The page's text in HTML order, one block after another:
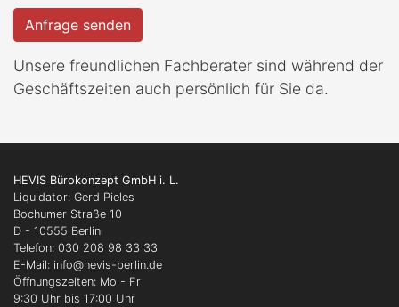
Anfrage senden
Unsere freundlichen Fachberater sind während der
Geschäftszeiten auch persönlich für Sie da.
HEVIS Bürokonzept GmbH i. L.
Liquidator: Gerd Pieles
Bochumer Straße 10
D - 10555 Berlin
Telefon: 030 208 98 33 33
E-Mail: info@hevis-berlin.de
Öffnungszeiten: Mo - Fr
9:30 Uhr bis 17:00 Uhr